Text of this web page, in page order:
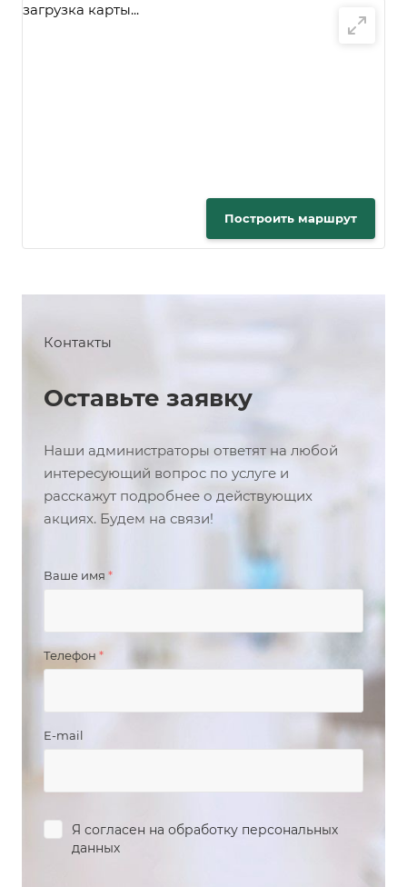
загрузка карты...
Построить маршрут
Контакты
Оставьте заявку
Наши администраторы ответят на любой
интересующий вопрос по услуге и
расскажут подробнее о действующих
акциях. Будем на связи!
Ваше имя *
Телефон *
E-mail
Я согласен на обработку персональных
данных